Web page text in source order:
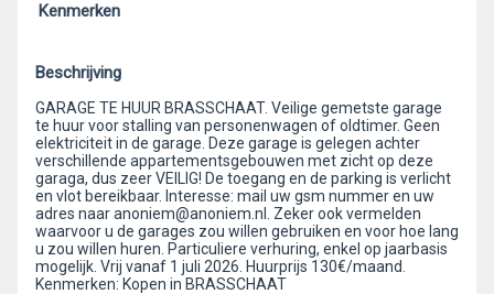
Kenmerken
Beschrijving
GARAGE TE HUUR BRASSCHAAT. Veilige gemetste garage
te huur voor stalling van personenwagen of oldtimer. Geen
elektriciteit in de garage. Deze garage is gelegen achter
verschillende appartementsgebouwen met zicht op deze
garaga, dus zeer VEILIG! De toegang en de parking is verlicht
en vlot bereikbaar. Interesse: mail uw gsm nummer en uw
adres naar anoniem@anoniem.nl. Zeker ook vermelden
waarvoor u de garages zou willen gebruiken en voor hoe lang
u zou willen huren. Particuliere verhuring, enkel op jaarbasis
mogelijk. Vrij vanaf 1 juli 2026. Huurprijs 130€/maand.
Kenmerken: Kopen in BRASSCHAAT